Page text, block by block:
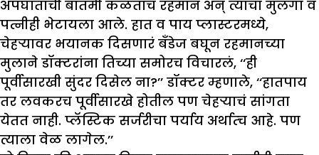
अपघाताची बातमी कळताच रहमान अन् त्यांचा मुलगा व
पत्नीही भेटायला आले. हात व पाय प्लास्टरमध्ये,
चेहऱ्यावर भयानक दिसणारं बँडेज बघून रहमानच्या
मुलाने डॉक्टरांना तिच्या समोरच विचारलं, ‘‘ही
पूर्वीसारखी सुंदर दिसेल ना?’’ डॉक्टर म्हणाले, ‘‘हातपाय
तर लवकरच पूर्वीसारखे होतील पण चेहऱ्याचं सांगता
येतत नाही. प्लॅस्टिक सर्जरीचा पर्याय अर्थात्च आहे. पण
त्याला वेळ लागेल.’’